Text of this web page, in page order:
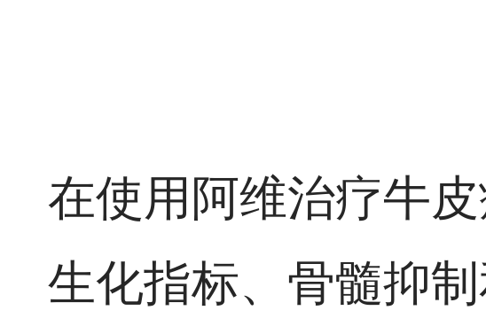
在使用阿维治疗牛
生化指标、骨髓抑